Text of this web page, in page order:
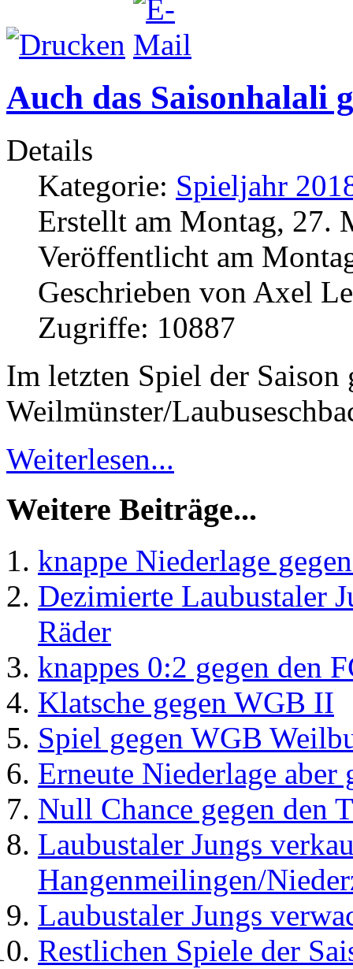
Auch das Saisonhalali
Details
Kategorie: Spieljahr
Erstellt am Montag, 27.
Veröffentlicht am
Geschrieben von Axel
Zugriffe: 10887
Im letzten Spiel der Saison
Weilmünster/
Weiterlesen...
Weitere Beiträge...
knappe Niederlage
Dezimierte Laubustaler
Räder
knappes 0:2 gegen den
Klatsche gegen WGB II
Spiel gegen WGB
Erneute Niederlage
Null Chance gegen den
Laubustaler Jungs
Hangenmeilingen/
Laubustaler Jungs
Restlichen Spiele der